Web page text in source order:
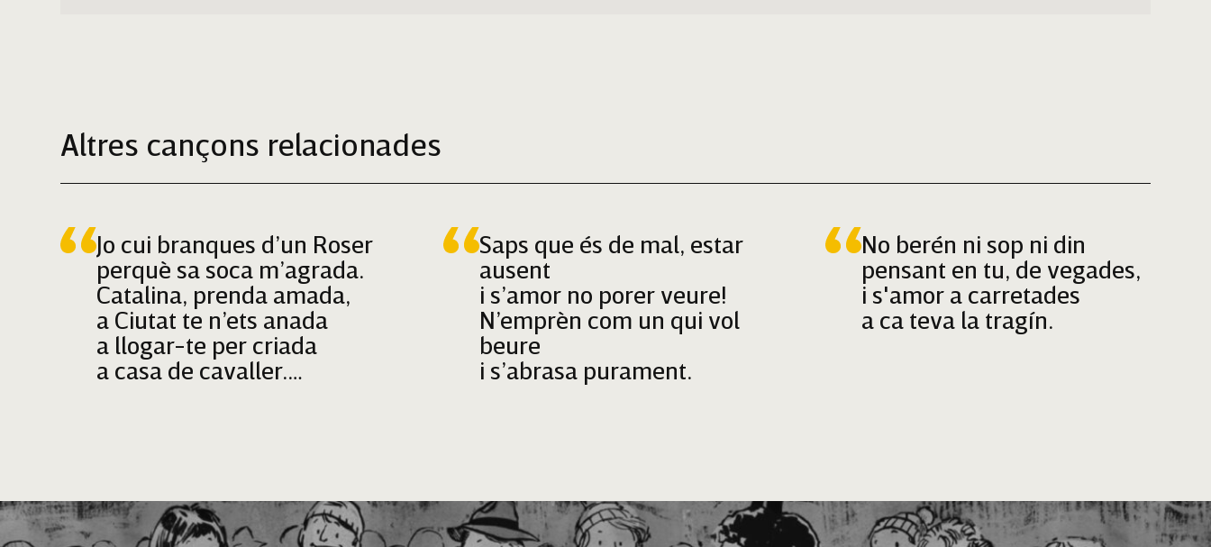
Altres cançons relacionades
Jo cui branques d’un Roser
perquè sa soca m’agrada.
Catalina, prenda amada,
a Ciutat te n’ets anada
a llogar-te per criada
a casa de cavaller.
Saps que és de mal, estar
ausent
i s’amor no porer veure!
N’emprèn com un qui vol
beure
i s’abrasa purament.
No berén ni sop ni din
pensant en tu, de vegades,
i s'amor a carretades
a ca teva la tragín.